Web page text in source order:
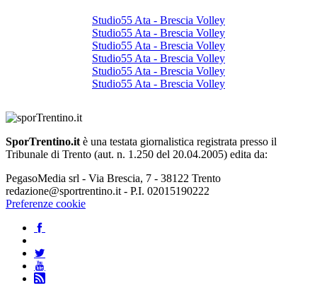
Studio55 Ata - Brescia Volley
Studio55 Ata - Brescia Volley
Studio55 Ata - Brescia Volley
Studio55 Ata - Brescia Volley
Studio55 Ata - Brescia Volley
Studio55 Ata - Brescia Volley
SporTrentino.it è una testata giornalistica registrata presso il
Tribunale di Trento (aut. n. 1.250 del 20.04.2005) edita da:
PegasoMedia srl - Via Brescia, 7 - 38122 Trento
redazione@sportrentino.it - P.I. 02015190222
Preferenze cookie